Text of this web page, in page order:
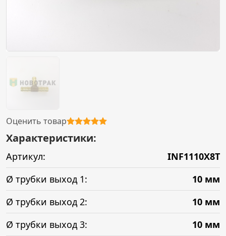
Оценить товар
Характеристики:
Артикул:
INF1110X8T
Ø трубки выход 1:
10 мм
Ø трубки выход 2:
10 мм
Ø трубки выход 3:
10 мм